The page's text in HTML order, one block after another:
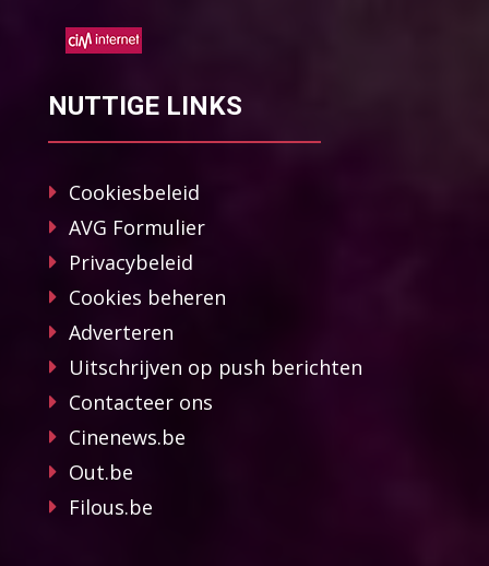
NUTTIGE LINKS
Cookiesbeleid
AVG Formulier
Privacybeleid
Cookies beheren
Adverteren
Uitschrijven op push berichten
Contacteer ons
Cinenews.be
Out.be
Filous.be